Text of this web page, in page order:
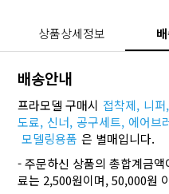
상품상세정보
배송안내
프라모델 구매시 접착제, 니퍼,
도료, 신너, 공구세트, 에어브
모델링용품 은 별매입니다.
- 주문하신 상품의 총합계금
료는 2,500원이며, 50,000원